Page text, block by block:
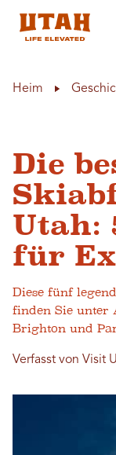
Heim
Die
Utah:
für
Diese fünf
finden Sie unter
Brighton und
Verfasst von Visit